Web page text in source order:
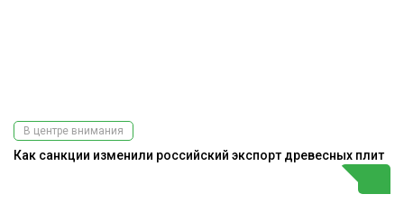
В центре внимания
Как санкции изменили российский экспорт древесных плит